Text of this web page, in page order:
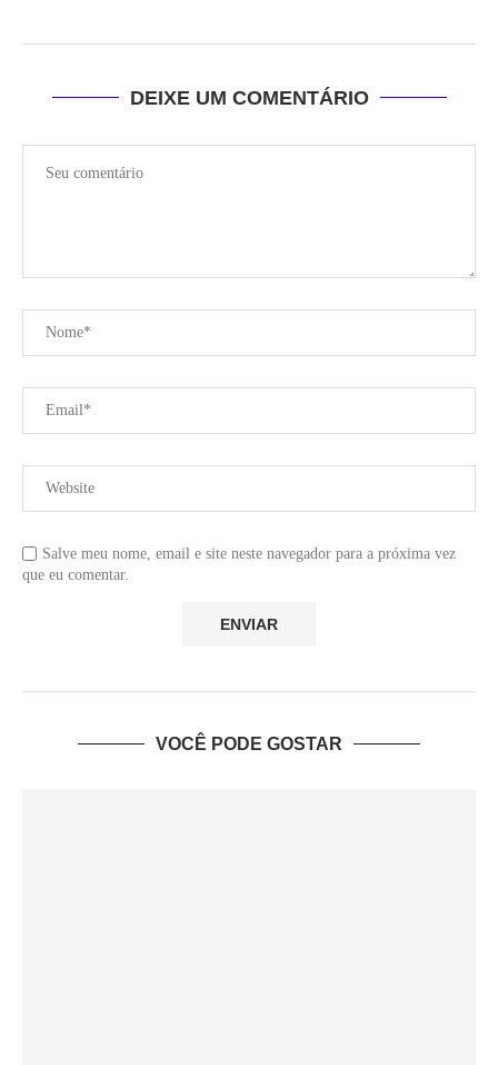
DEIXE UM COMENTÁRIO
Salve meu nome, email e site neste navegador para a próxima vez
que eu comentar.
VOCÊ PODE GOSTAR